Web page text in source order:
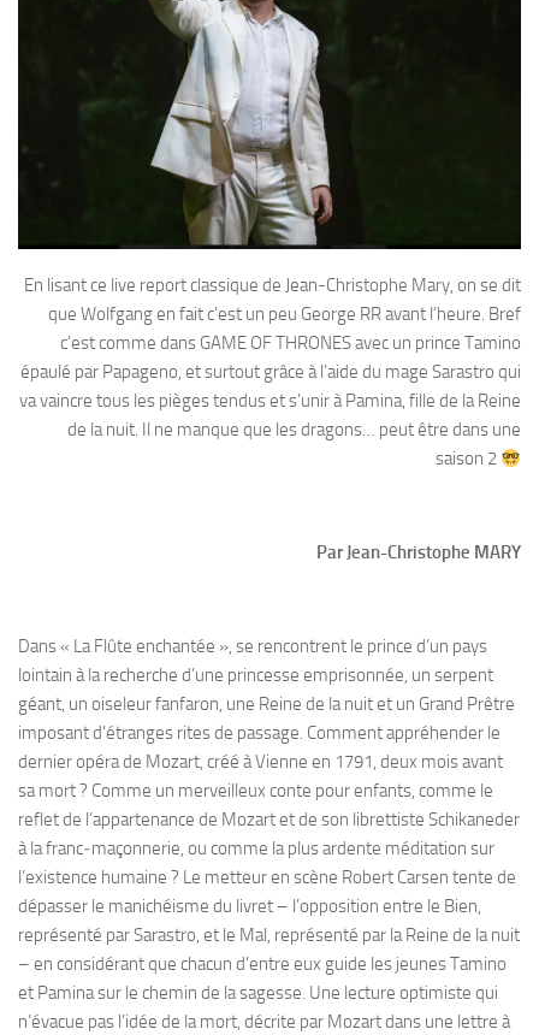
En lisant ce live report classique de Jean-Christophe Mary, on se dit
que Wolfgang en fait c’est un peu George RR avant l’heure. Bref
c’est comme dans GAME OF THRONES avec un prince Tamino
épaulé par Papageno, et surtout grâce à l’aide du mage Sarastro qui
va vaincre tous les pièges tendus et s’unir à Pamina, fille de la Reine
de la nuit. Il ne manque que les dragons… peut être dans une
saison 2
Par Jean-Christophe MARY
Dans « La Flûte enchantée », se rencontrent le prince d’un pays
lointain à la recherche d’une princesse emprisonnée, un serpent
géant, un oiseleur fanfaron, une Reine de la nuit et un Grand Prêtre
imposant d’étranges rites de passage. Comment appréhender le
dernier opéra de Mozart, créé à Vienne en 1791, deux mois avant
sa mort ? Comme un merveilleux conte pour enfants, comme le
reflet de l’appartenance de Mozart et de son librettiste Schikaneder
à la franc‑maçonnerie, ou comme la plus ardente méditation sur
l’existence humaine ? Le metteur en scène Robert Carsen tente de
dépasser le manichéisme du livret – l’opposition entre le Bien,
représenté par Sarastro, et le Mal, représenté par la Reine de la nuit
– en considérant que chacun d’entre eux guide les jeunes Tamino
et Pamina sur le chemin de la sagesse. Une lecture optimiste qui
n’évacue pas l’idée de la mort, décrite par Mozart dans une lettre à